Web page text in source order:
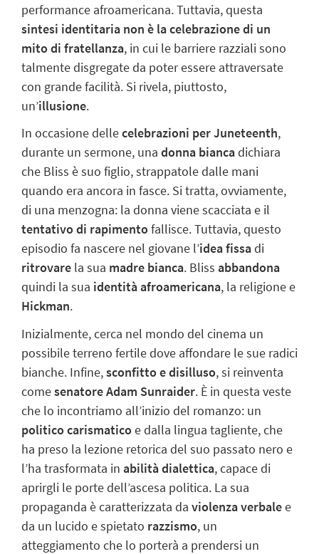
performance afroamericana. Tuttavia, questa
sintesi identitaria non è la celebrazione di un
mito di fratellanza, in cui le barriere razziali sono
talmente disgregate da poter essere attraversate
con grande facilità. Si rivela, piuttosto,
un’illusione.
In occasione dellecelebrazioni per Juneteenth,
durante un sermone, una donna biancadichiara
che Bliss è suo figlio, strappatole dalle mani
quando era ancora in fasce. Si tratta, ovviamente,
di una menzogna: la donna viene scacciata e il
tentativo di rapimentofallisce. Tuttavia, questo
episodio fa nascere nel giovane l’idea fissadi
ritrovare la sua madre bianca. Bliss abbandona
quindi la sua identità afroamericana, la religione e
Hickman.
Inizialmente, cerca nel mondo del cinema un
possibile terreno fertile dove affondare le sue radici
bianche. Infine,sconfitto e disilluso, si reinventa
comesenatore Adam Sunraider. È in questa veste
che lo incontriamo all’inizio del romanzo: un
politico carismaticoe dalla lingua tagliente, che
ha preso la lezione retorica del suo passato nero e
l’ha trasformata in abilità dialettica, capace di
aprirgli le porte dell’ascesa politica. La sua
propaganda è caratterizzata da violenza verbalee
da un lucido e spietato razzismo, un
atteggiamento che lo porterà a prendersi un